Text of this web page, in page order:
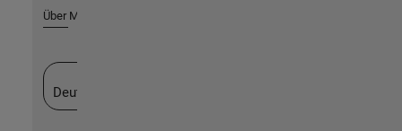
Über MathWorks
Deutschland